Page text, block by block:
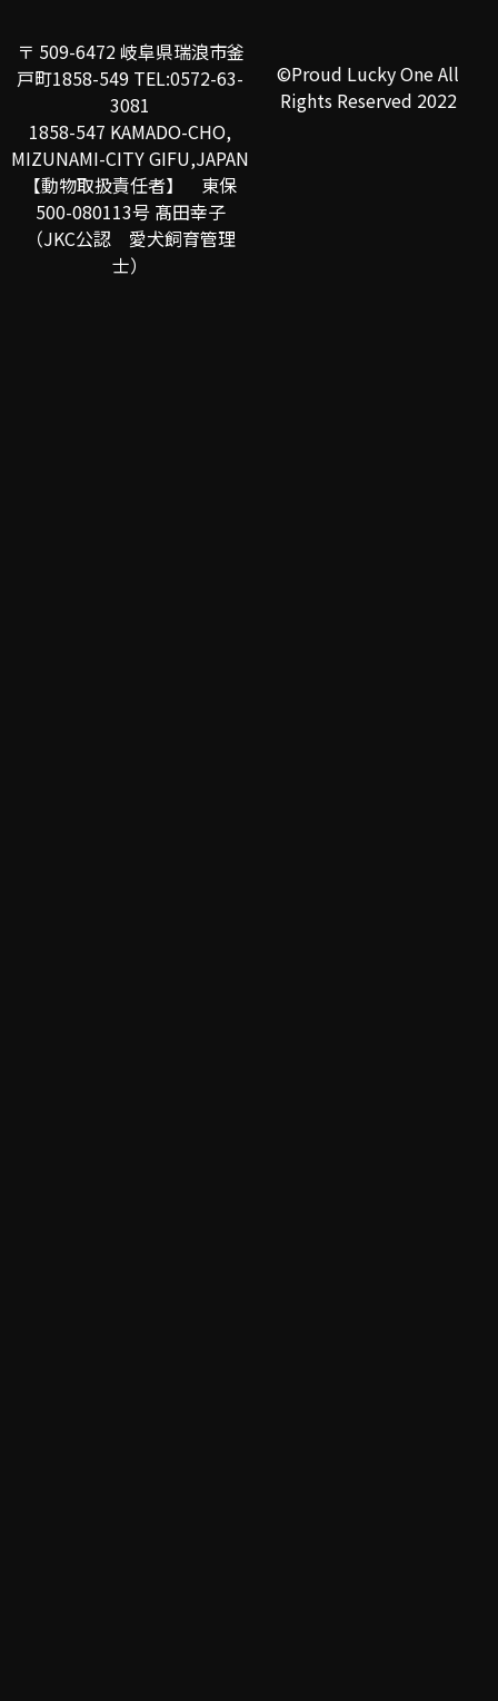
〒 509-6472 岐阜県瑞浪市釜
戸町1858-549 TEL:0572-63-
3081
1858-547 KAMADO-CHO,
MIZUNAMI-CITY GIFU,JAPAN
【動物取扱責任者】 東保
500-080113号 髙田幸子
（JKC公認 愛犬飼育管理
士）
©Proud Lucky One All
Rights Reserved 2022